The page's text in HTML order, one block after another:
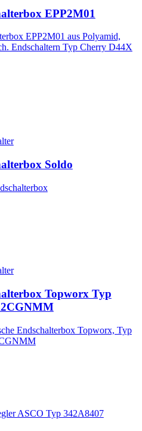
EPP2M01
EPP2M01 aus Polyamid,
Endschaltern Typ Cherry D44X
Soldo
Topworx Typ
Endschalterbox Topworx, Typ